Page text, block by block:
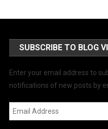
SUBSCRIBE TO BLOG
Enter your email address to
notifications of new posts by
Email
Address